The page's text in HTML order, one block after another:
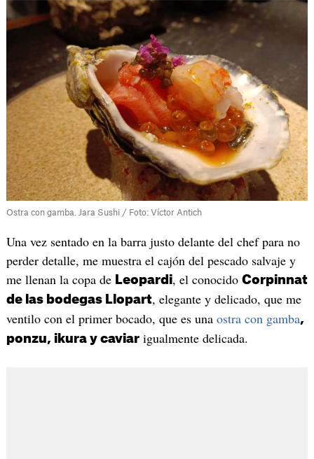
Ostra con gamba. Jara Sushi / Foto: Víctor Antich
Una vez sentado en la barra justo delante del chef para no
perder detalle, me muestra el cajón del pescado salvaje y
me llenan la copa de Leopardi, el conocido Corpinnat
de las bodegas Llopart, elegante y delicado, que me
ventilo con el primer bocado, que es una ostra con gamba,
ponzu, ikura y caviarigualmente delicada.